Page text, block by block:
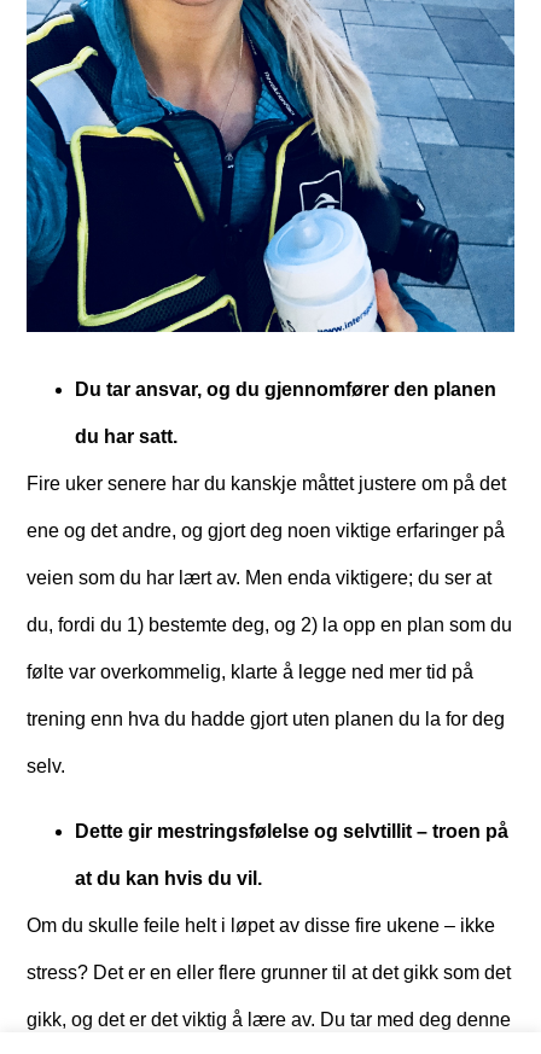
Du tar ansvar, og du gjennomfører den planen
du har satt.
Fire uker senere har du kanskje måttet justere om på det
ene og det andre, og gjort deg noen viktige erfaringer på
veien som du har lært av. Men enda viktigere; du ser at
du, fordi du 1) bestemte deg, og 2) la opp en plan som du
følte var overkommelig, klarte å legge ned mer tid på
trening enn hva du hadde gjort uten planen du la for deg
selv.
Dette gir mestringsfølelse og selvtillit – troen på
at du kan hvis du vil.
Om du skulle feile helt i løpet av disse fire ukene – ikke
stress? Det er en eller flere grunner til at det gikk som det
gikk, og det er det viktig å lære av. Du tar med deg denne